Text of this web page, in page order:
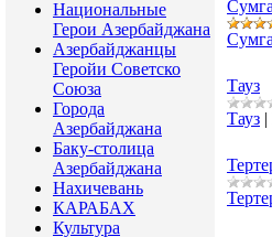
Национальные
Герои Азербайджана
Азербайджанцы
Геройи Советско
Союза
Города
Азербайджана
Баку-столица
Азербайджана
Нахичевань
КАРАБАХ
Культура
Тауз
Тауз |